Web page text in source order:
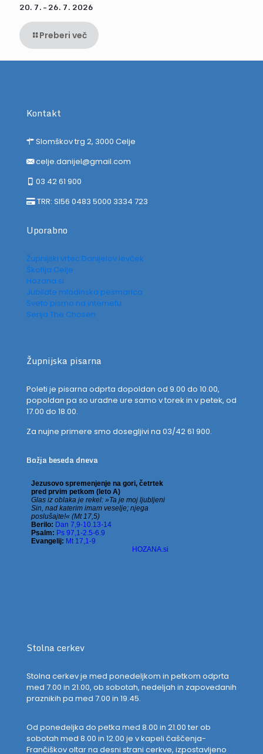
20. 7. – 26. 7. 2026
Preberi več
Kontakt
Slomškov trg 2, 3000 Celje
celje.danijel@gmail.com
03 42 61 900
TRR: SI56 0483 5000 3334 723
Uporabno
Župnijski vrtec Danijelov levček
Škofija Celje
Hozana.si
Jubilate mladinska pesmarica
Sveto pismo na internetu
Serija The Chosen
Župnijska pisarna
Poleti je pisarna odprta dopoldan od 9.00 do 10.00,
popoldan pa so uradne ure samo v torek in v petek, od
17.00 do 18.00.
Za nujne primere smo dosegljivi na 03/42 61 900.
Božja beseda dneva
Stolna cerkev
Stolna cerkev je med ponedeljkom in petkom odprta
med 7.00 in 21.00, ob sobotah, nedeljah in zapovedanih
praznikih pa med 7.00 in 19.45.
Od ponedeljka do petka med 8.00 in 21.00 ter ob
sobotah med 8.00 in 12.00 je v kapeli čaščenja-
Frančiškov oltar na desni strani cerkve, izpostavljeno